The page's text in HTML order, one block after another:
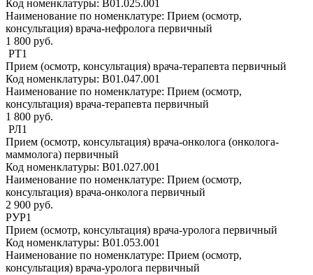
Код номенклатуры: B01.025.001
Наименование по номенклатуре: Прием (осмотр,
консультация) врача-нефролога первичный
1 800 руб.
РТ1
Прием (осмотр, консультация) врача-терапевта первичный
Код номенклатуры: B01.047.001
Наименование по номенклатуре: Прием (осмотр,
консультация) врача-терапевта первичный
1 800 руб.
РЛ1
Прием (осмотр, консультация) врача-онколога (онколога-
маммолога) первичный
Код номенклатуры: B01.027.001
Наименование по номенклатуре: Прием (осмотр,
консультация) врача-онколога первичный
2 900 руб.
РУР1
Прием (осмотр, консультация) врача-уролога первичный
Код номенклатуры: B01.053.001
Наименование по номенклатуре: Прием (осмотр,
консультация) врача-уролога первичный